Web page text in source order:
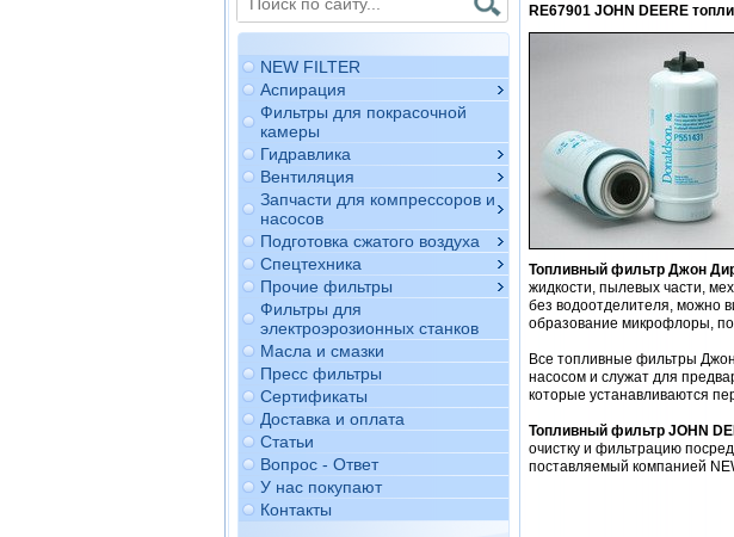
NEW FILTER
Аспирация
Фильтры для покрасочной
камеры
Гидравлика
Вентиляция
Запчасти для компрессоров и
насосов
Подготовка сжатого воздуха
Спецтехника
Прочие фильтры
Фильтры для
электроэрозионных станков
Масла и смазки
Пресс фильтры
Сертификаты
Доставка и оплата
Статьи
Вопрос - Ответ
У нас покупают
Контакты
RE67901 JOHN DEERE
Топливный фильтр Джон
жидкости, пылевых части,
без водоотделителя, можно
образование микрофлоры,
Все топливные фильтры
насосом и служат для
которые устанавливаются
Топливный фильтр JOHN
очистку и фильтрацию
поставляемый компанией